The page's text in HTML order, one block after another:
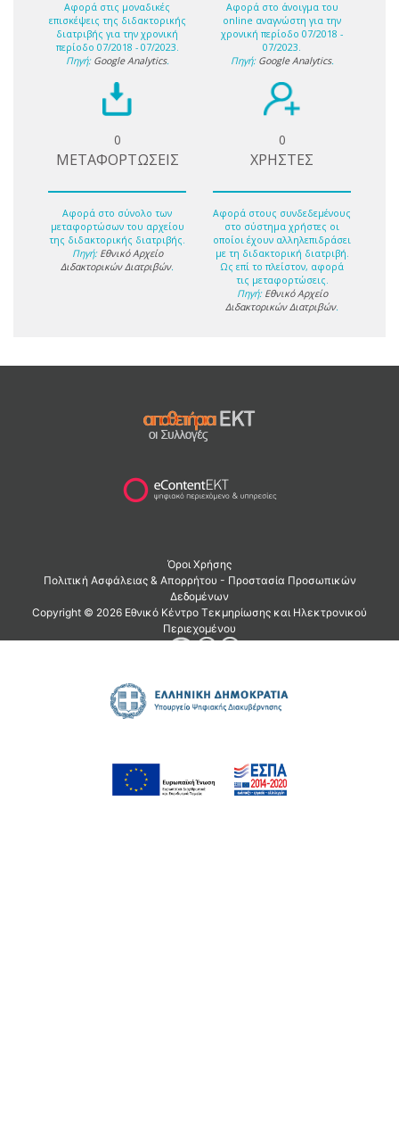
Αφορά στις μοναδικές
επισκέψεις της διδακτορικής
διατριβής για την χρονική
περίοδο 07/2018 - 07/2023.
Πηγή: Google Analytics.
Αφορά στο άνοιγμα του
online αναγνώστη για την
χρονική περίοδο 07/2018 -
07/2023.
Πηγή: Google Analytics.
0
ΜΕΤΑΦΟΡΤΩΣΕΙΣ
Αφορά στο σύνολο των
μεταφορτώσων του αρχείου
της διδακτορικής διατριβής.
Πηγή: Εθνικό Αρχείο
Διδακτορικών Διατριβών.
0
ΧΡΗΣΤΕΣ
Αφορά στους συνδεδεμένους
στο σύστημα χρήστες οι
οποίοι έχουν αλληλεπιδράσει
με τη διδακτορική διατριβή.
Ως επί το πλείστον, αφορά
τις μεταφορτώσεις.
Πηγή: Εθνικό Αρχείο
Διδακτορικών Διατριβών.